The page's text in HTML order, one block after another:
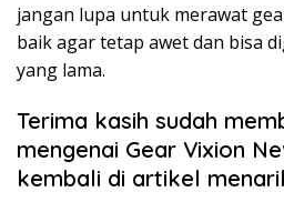
jangan lupa untuk merawat
baik agar tetap awet dan bisa
yang lama.
Terima kasih sudah
mengenai Gear Vixion
kembali di artikel